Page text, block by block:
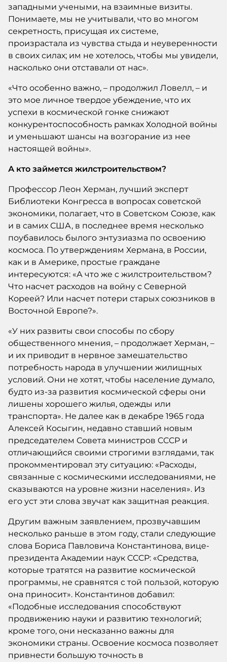
западными учеными, на взаимные визиты.
Понимаете, мы не учитывали, что во многом
секретность, присущая их системе,
произрастала из чувства стыда и неуверенности
в своих силах; им не хотелось, чтобы мы увидели,
насколько они отставали от нас».
«Что особенно важно, – продолжил Ловелл, – и
это мое личное твердое убеждение, что их
успехи в космической гонке снижают
конкурентоспособность рамках Холодной войны
и уменьшают шансы на возгорание из нее
настоящей войны».
А кто займется жилстроительством?
Профессор Леон Херман, лучший эксперт
Библиотеки Конгресса в вопросах советской
экономики, полагает, что в Советском Союзе, как
и в самих США, в последнее время несколько
поубавилось былого энтузиазма по освоению
космоса. По утверждениям Хермана, в России,
как и в Америке, простые граждане
интересуются: «А что же с жилстроительством?
Что насчет расходов на войну с Северной
Кореей? Или насчет потери старых союзников в
Восточной Европе?».
«У них развиты свои способы по сбору
общественного мнения, – продолжает Херман, –
и их приводит в нервное замешательство
потребность народа в улучшении жилищных
условий. Они не хотят, чтобы население думало,
будто из-за развития космической сферы они
лишены хорошего жилья, одежды или
транспорта». Не далее как в декабре 1965 года
Алексей Косыгин, недавно ставший новым
председателем Совета министров СССР и
отличающийся своими строгими взглядами, так
прокомментировал эту ситуацию: «Расходы,
связанные с космическими исследованиями, не
сказываются на уровне жизни населения». Из
его уст эти слова звучат как защитная реакция.
Другим важным заявлением, прозвучавшим
несколько раньше в этом году, стали следующие
слова Бориса Павловича Константинова, вице-
президента Академии наук СССР: «Средства,
которые тратятся на развитие космической
программы, не сравнятся с той пользой, которую
она приносит». Константинов добавил:
«Подобные исследования способствуют
продвижению науки и развитию технологий;
кроме того, они несказанно важны для
экономики страны. Освоение космоса позволяет
привнести большую точность в